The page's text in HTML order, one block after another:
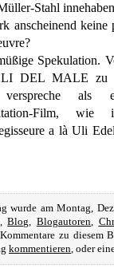
Stahl
anscheinend
Spekulation.
DEL MALE zu
verspreche als
Film,
a là Uli
wurde am Montag,
,Blog, Blogautoren,
zu diesem
kommentieren, oder